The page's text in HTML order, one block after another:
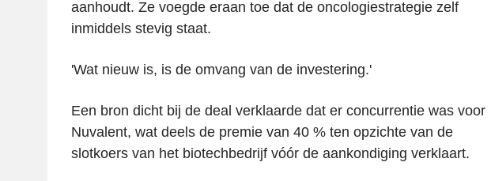
aanhoudt. Ze voegde eraan toe dat de oncologiestrategie zelf
inmiddels stevig staat.
'Wat nieuw is, is de omvang van de investering.'
Een bron dicht bij de deal verklaarde dat er concurrentie was voor
Nuvalent, wat deels de premie van 40 % ten opzichte van de
slotkoers van het biotechbedrijf vóór de aankondiging verklaart.